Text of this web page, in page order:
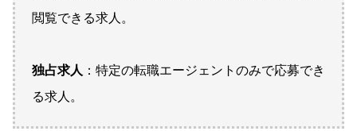
閲覧できる求人。
独占求人 ：特定の転職エージェントのみで応募でき
る求人。